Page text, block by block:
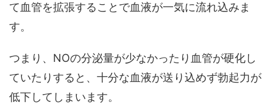
て血管を拡張することで血液が一気に流れ込みま
す。
つまり、NOの分泌量が少なかったり血管が硬化し
ていたりすると、十分な血液が送り込めず勃起力が
低下してしまいます。